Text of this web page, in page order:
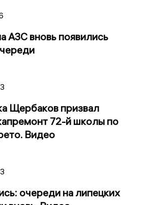
АЗС вновь появились
Щербаков призвал
72-й школы по
Видео
очереди на липецких